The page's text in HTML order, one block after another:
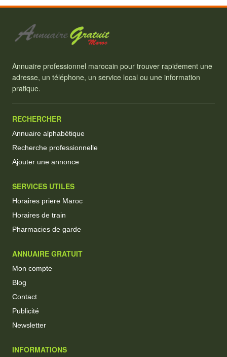
Annuaire professionnel marocain pour trouver rapidement une
adresse, un téléphone, un service local ou une information
pratique.
RECHERCHER
Annuaire alphabétique
Recherche professionnelle
Ajouter une annonce
SERVICES UTILES
Horaires priere Maroc
Horaires de train
Pharmacies de garde
ANNUAIRE GRATUIT
Mon compte
Blog
Contact
Publicité
Newsletter
INFORMATIONS